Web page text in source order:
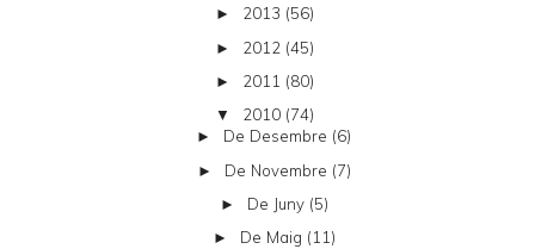
► 2013 (56)
► 2012 (45)
► 2011 (80)
▼ 2010 (74)
► De Desembre (6)
► De Novembre (7)
► De Juny (5)
► De Maig (11)